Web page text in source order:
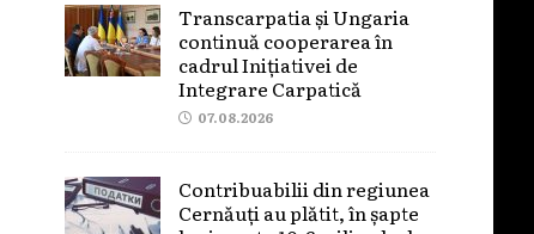
Transcarpatia și Ungaria
continuă cooperarea în
cadrul Inițiativei de
Integrare Carpatică
07.08.2026
Contribuabilii din regiunea
Cernăuți au plătit, în șapte